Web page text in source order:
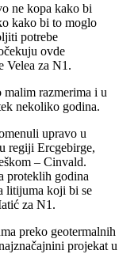
ne kopa kako bi
kako bi to moglo
potrebe
ovde
Velea za N1.
malim razmerima i u
nekoliko godina.
upravo u
regiji Ercgebirge,
– Cinvald.
proteklih godina
litijuma koji bi se
za N1.
preko geotermalnih
projekat u